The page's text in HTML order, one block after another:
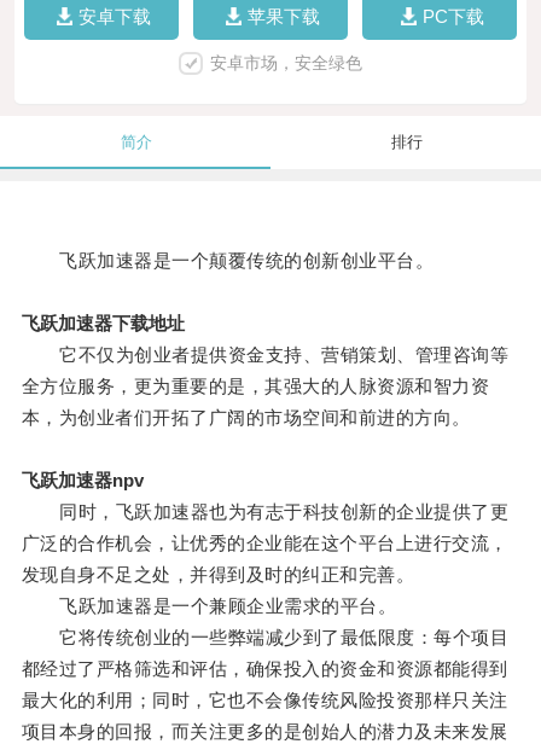
安卓下载 苹果下载 PC下载
安卓市场，安全绿色
简介 排行
飞跃加速器是一个颠覆传统的创新创业平台。
飞跃加速器下载地址
它不仅为创业者提供资金支持、营销策划、管理咨询等
全方位服务，更为重要的是，其强大的人脉资源和智力资
本，为创业者们开拓了广阔的市场空间和前进的方向。
飞跃加速器npv
同时，飞跃加速器也为有志于科技创新的企业提供了更
广泛的合作机会，让优秀的企业能在这个平台上进行交流，
发现自身不足之处，并得到及时的纠正和完善。
飞跃加速器是一个兼顾企业需求的平台。
它将传统创业的一些弊端减少到了最低限度：每个项目
都经过了严格筛选和评估，确保投入的资金和资源都能得到
最大化的利用；同时，它也不会像传统风险投资那样只关注
项目本身的回报，而关注更多的是创始人的潜力及未来发展